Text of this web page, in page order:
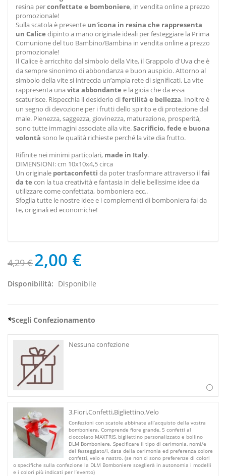
resina perconfettate e bomboniere, in vendita online a prezzo
promozionale!
Sulla scatola è presente un'icona in resina che rappresenta
un Calice dipinto a mano originale ideali per festeggiare la Prima
Comunione del tuo Bambino/Bambina in vendita online a prezzo
promozionale!
Il Calice è arricchito dal simbolo della Vite, il Grappolo d'Uva che è
da sempre sinonimo di abbondanza e buon auspicio. Attorno al
simbolo della vite si intreccia un’ampia rete di significati. La vite
rappresenta unavita abbondante e la gioia che da essa
scaturisce. Rispecchia il desiderio difertilità e bellezza. Inoltre è
un segno di devozione per i frutti dello spirito e di protezione dal
male. Pienezza, saggezza, giovinezza, maturazione, prosperità,
sono tutte immagini associate alla vite.Sacrificio, fede e buona
volontà sono le qualità richieste perché la vite dia frutto.
Rifinite nei minimi particolari, made in Italy.
DIMENSIONI: cm 10x10x4,5 circa
Un originale portaconfetti da poter trasformare attraverso ilfai
da te con la tua creatività e fantasia in delle bellissime idee da
utilizzare come confettata, bomboniera ecc..
Sfoglia tutte le nostre idee e i complementi di bomboniera fai da
te, originali ed economiche!
4,29 €2,00 €
Disponibilità: Disponibile
*Scegli Confezionamento
Nessuna confezione
3.Fiori,Confetti,Bigliettino,Velo
Confezioni con scatole abbinate all’acquisto della vostra
bomboniera. Comprende fiore grande, 5 confetti al
cioccolato MAXTRIS, bigliettino personalizzato e bollino
DLM Bomboniere. Specificare il tipo di cerimonia, nomi/e
del festeggiato/i, data della cerimonia ed preferenza colore
confetti, velo e nastro. (se non ci sono preferenze di colori
o specifiche sulla confezione la DLM Bomboniere sceglierà in autonomia i modelli
e i colori più indicati per l’evento)